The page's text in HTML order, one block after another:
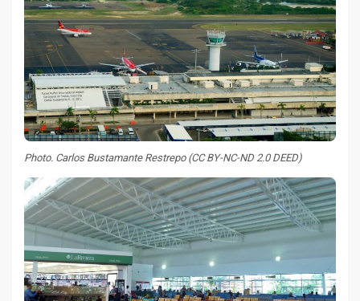
Photo. Carlos Bustamante Restrepo (CC BY-NC-ND 2.0 DEED)